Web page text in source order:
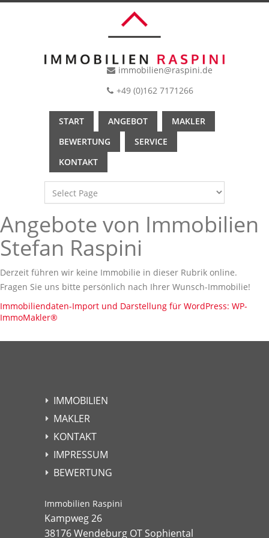
immobilien@raspini.de
+49 (0)162 7171266
START ANGEBOT
MAKLER
BEWERTUNG
SERVICE
KONTAKT
Angebote von Immobilien
Stefan Raspini
Derzeit führen wir keine Immobilie in dieser Rubrik online.
Fragen Sie uns bitte persönlich nach Ihrer Wunsch-Immobilie!
Immobiliendaten-Import und Darstellung für WordPress: WP-
ImmoMakler®
IMMOBILIEN
MAKLER
KONTAKT
IMPRESSUM
BEWERTUNG
Immobilien Raspini
Kampweg 26
38176 Wendeburg OT Sophiental